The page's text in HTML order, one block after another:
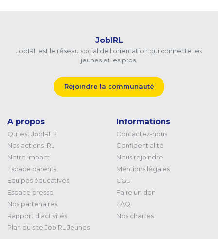
JobIRL
JobIRL est le réseau social de l'orientation qui connecte les
jeunes et les pros.
Rejoindre la communauté
A propos
Qui est JobIRL ?
Nos actions IRL
Notre impact
Espace parents
Equipes éducatives
Espace presse
Nos partenaires
Rapport d'activités
Plan du site JobIRL Jeunes
Informations
Contactez-nous
Confidentialité
Nous rejoindre
Mentions légales
CGU
Faire un don
FAQ
Nos chartes